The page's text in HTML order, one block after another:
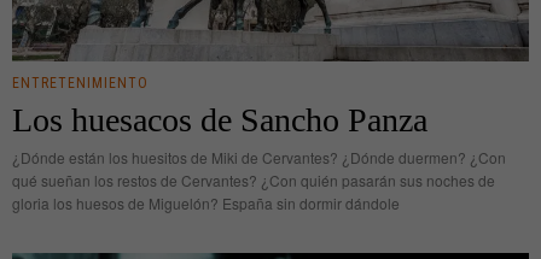
ENTRETENIMIENTO
Los huesacos de Sancho Panza
¿Dónde están los huesitos de Miki de Cervantes? ¿Dónde duermen? ¿Con
qué sueñan los restos de Cervantes? ¿Con quién pasarán sus noches de
gloria los huesos de Miguelón? España sin dormir dándole